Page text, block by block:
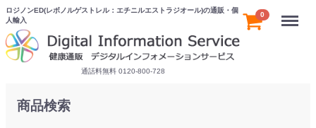
ロジノンED(レボノルゲストレル：エチニルエストラジオール)の通販・個
人輸入
通話料無料 0120-800-728
0 Menu
商品検索